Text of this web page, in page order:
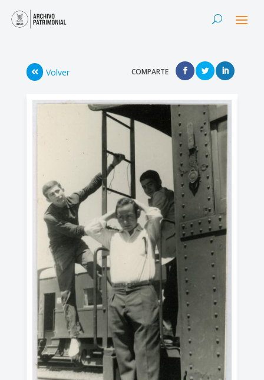
Volver COMPARTE